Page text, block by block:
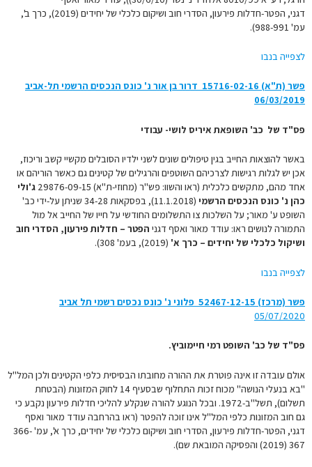
דגני, הפטר-חדלות פירעון, הסדרי חוב ושיקום כלכלי של יחידים (2019), כרך ב',
עמ' 988-991).
לצפייה בנבו
פשר (ת"א) 15716-02-16‏ ‏ דרור בן אור נ' כונס הנכסים הרשמי תל-אביב
06/03/2019
פס"ד של כב' השופאת איריס לושי- עבודי
באשר להוצאות החייב בגין טיפולים שונים לשני ילדיו הסובלים מקשיי קשב וריכוז,
אכן יש לגלות רגישות לצרכיהם השוטפים והרגילים של קטינים גם כאשר הוריהם או
אחד מהם, מתקשים כלכלית (ראו והשוו: פש"ר (מחוזי-ת"א) 29876-09-15
ג'ולי
כהן נ' כונס הנכסים הרשמי
(11.1.2018), בפסקאות 34-28 שניתן על-ידי כב'
השופט ע' מאור; על השלכות צו התשלומים החודשי על חייו של החייב אל מול
התמורה לנושים ראו: עודד מאור ואסף דגני הפטר – חדלות פירעון, הסדרי חוב
ושיקול כלכלי של יחידים – כרך א' (2019), בעמ' 308).
לצפייה בנבו
פשר (מרכז) 52467-12-15‏ ‏ פלוני נ' כונס נכסים רשמי תל אביב‏
05/07/2020
פס"ד של כב' השופט רמי חיימוביץ.
אולם עובדה זו אינה פוטרת את ההורה מחובתו הבסיסית כלפי הקטינים ולכן המל"ל
"בא בנעלי הנושה" מכוח זכות התחלוף שבסעיף 14 לחוק המזונות (הבטחת
תשלום), תשל"ב-1972. ובכל הנוגע להורה שנקלע להליכי חדלות פירעון נקבע כי
גם חוב המזונות כלפי המל"ל אינו זוכה להפטר (ראו בהרחבה עודד מאור ואסף
דגני, הפטר-חדלות פירעון, הסדרי חוב ושיקום כלכלי של יחידים, כרך א', עמ' 366-
367 (2019) והפסיקה המובאת שם).